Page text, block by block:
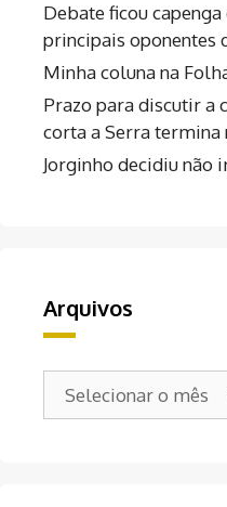
Debate ficou
principais oponentes
Minha coluna na
Prazo para discutir a
corta a Serra termina
Jorginho decidiu não
Arquivos
Arquivos